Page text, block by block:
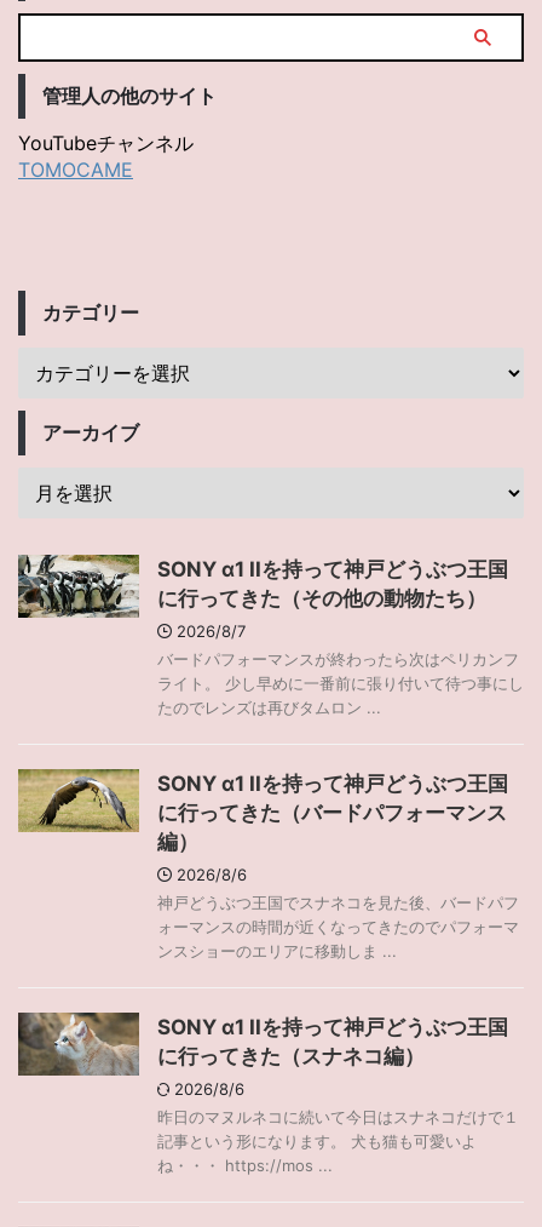
管理人の他のサイト
YouTubeチャンネル
TOMOCAME
カテゴリー
アーカイブ
SONY α1 IIを持って神戸どうぶつ王国
に行ってきた（その他の動物たち）
2026/8/7
バードパフォーマンスが終わったら次はペリカンフ
ライト。 少し早めに一番前に張り付いて待つ事にし
たのでレンズは再びタムロン ...
SONY α1 IIを持って神戸どうぶつ王国
に行ってきた（バードパフォーマンス
編）
2026/8/6
神戸どうぶつ王国でスナネコを見た後、バードパフ
ォーマンスの時間が近くなってきたのでパフォーマ
ンスショーのエリアに移動しま ...
SONY α1 IIを持って神戸どうぶつ王国
に行ってきた（スナネコ編）
2026/8/6
昨日のマヌルネコに続いて今日はスナネコだけで１
記事という形になります。 犬も猫も可愛いよ
ね・・・ https://mos ...